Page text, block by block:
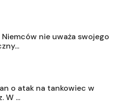
Niemców nie uważa swojego
o atak na tankowiec w
W ...